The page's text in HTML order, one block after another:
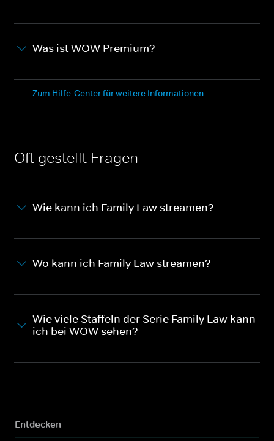
Was ist WOW Premium?
Zum Hilfe-Center für weitere Informationen
Oft gestellt Fragen
Wie kann ich Family Law streamen?
Wo kann ich Family Law streamen?
Wie viele Staffeln der Serie Family Law kann
ich bei WOW sehen?
Entdecken